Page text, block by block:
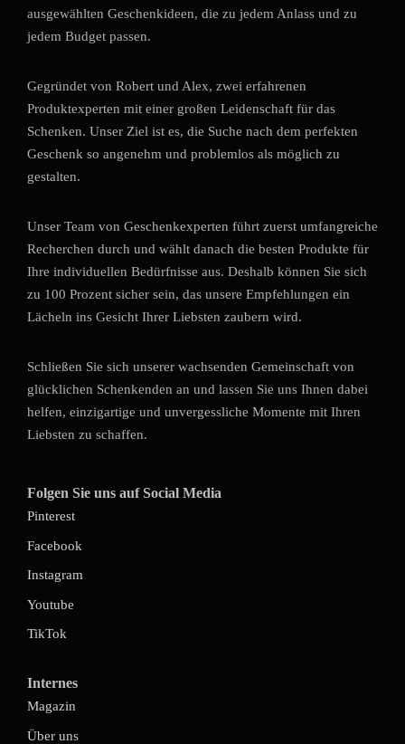
ausgewählten Geschenkideen, die zu jedem Anlass und zu
jedem Budget passen.
Gegründet von Robert und Alex, zwei erfahrenen
Produktexperten mit einer großen Leidenschaft für das
Schenken. Unser Ziel ist es, die Suche nach dem perfekten
Geschenk so angenehm und problemlos als möglich zu
gestalten.
Unser Team von Geschenkexperten führt zuerst umfangreiche
Recherchen durch und wählt danach die besten Produkte für
Ihre individuellen Bedürfnisse aus. Deshalb können Sie sich
zu 100 Prozent sicher sein, das unsere Empfehlungen ein
Lächeln ins Gesicht Ihrer Liebsten zaubern wird.
Schließen Sie sich unserer wachsenden Gemeinschaft von
glücklichen Schenkenden an und lassen Sie uns Ihnen dabei
helfen, einzigartige und unvergessliche Momente mit Ihren
Liebsten zu schaffen.
Folgen Sie uns auf Social Media
Pinterest
Facebook
Instagram
Youtube
TikTok
Internes
Magazin
Über uns